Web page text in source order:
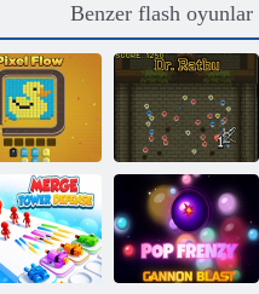
Benzer flash oyunlar
Piksel Akışı Dr. Ratbu